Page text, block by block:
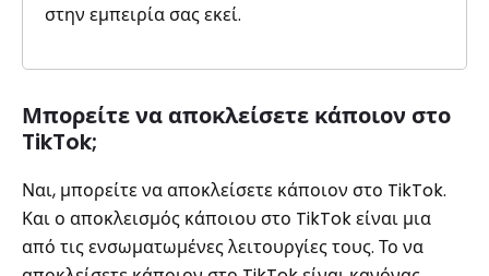
στην εμπειρία σας εκεί.
Μπορείτε να αποκλείσετε κάποιον στο
TikTok;
Ναι, μπορείτε να αποκλείσετε κάποιον στο TikTok.
Και ο αποκλεισμός κάποιου στο TikTok είναι μια
από τις ενσωματωμένες λειτουργίες τους. Το να